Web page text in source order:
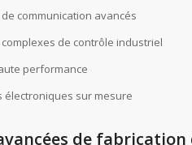
communication avancés
de contrôle industriel
performance
électroniques sur mesure
de